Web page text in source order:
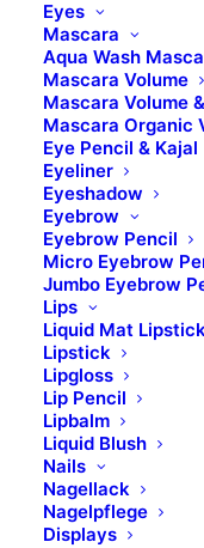
Eyes
Mascara
Aqua Wash
Mascara Volume
Mascara Volume
Mascara Organic
Eye Pencil & Kajal
Eyeliner
Eyeshadow
Eyebrow
Eyebrow Pencil
Micro Eyebrow
Jumbo Eyebrow
Lips
Liquid Mat
Lipstick
Lipgloss
Lip Pencil
Lipbalm
Liquid Blush
Nails
Nagellack
Nagelpflege
Displays